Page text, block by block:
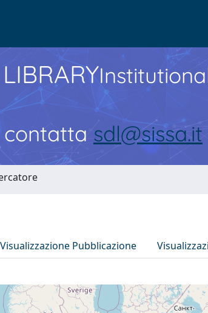
contatta sdl@sissa.it
Visualizzazione Pubblicazione